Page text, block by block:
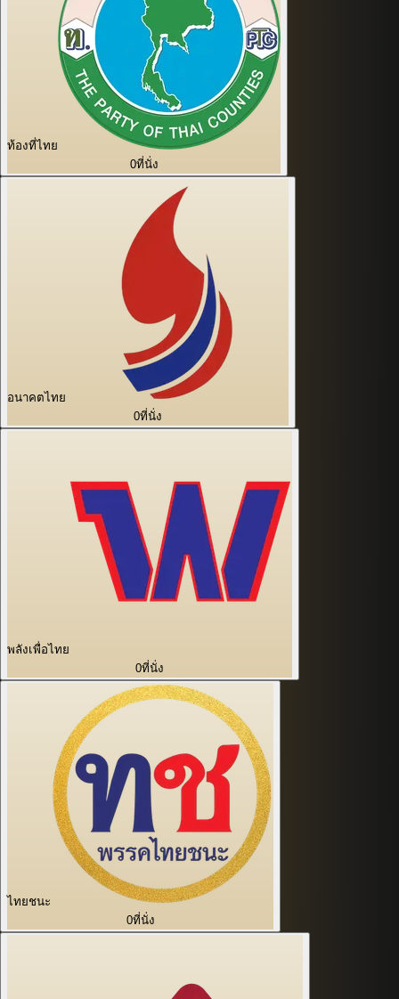
ท้องที่ไทย
0ที่นั่ง
อนาคตไทย
0ที่นั่ง
พลังเพื่อไทย
0ที่นั่ง
ไทยชนะ
0ที่นั่ง